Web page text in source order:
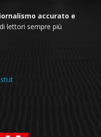
accurato e
lettori sempre più